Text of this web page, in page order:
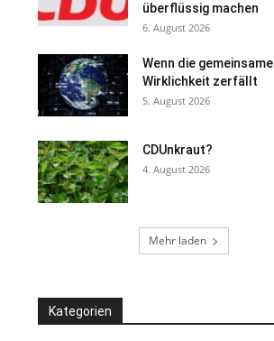
überflüssig machen
6. August 2026
Wenn die gemeinsame
Wirklichkeit zerfällt
5. August 2026
CDUnkraut?
4. August 2026
Mehr laden
Kategorien